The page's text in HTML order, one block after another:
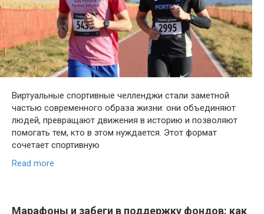
Виртуальные спортивные челленджи стали заметной
частью современного образа жизни: они объединяют
людей, превращают движения в историю и позволяют
помогать тем, кто в этом нуждается. Этот формат
сочетает спортивную
Read more
Марафоны и забеги в поддержку фондов: как